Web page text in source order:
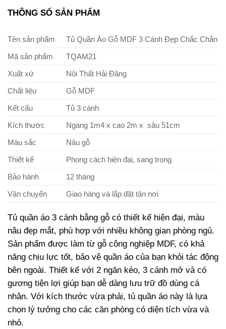
THÔNG SỐ SẢN PHẨM
Tên sản phẩm
Tủ Quần Áo Gỗ MDF 3 Cánh Đẹp Chắc Chắn
Mã sản phẩm
TQAM21
Xuất xứ
Nội Thất Hải Đăng
Chất liệu
Gỗ MDF
Kết cấu
Tủ 3 cánh
Kích thước
Ngang 1m4 x cao 2m x sâu 51cm
Màu sắc
Nâu gỗ
Thiết kế
Phong cách hiện đại, sang trọng
Bảo hành
12 tháng
Vận chuyển
Giao hàng và lắp đặt tận nơi
Tủ quần áo 3 cánh bằng gỗ có thiết kế hiện đại, màu
nâu đẹp mắt, phù hợp với nhiều không gian phòng ngủ.
Sản phẩm được làm từ gỗ công nghiệp MDF, có khả
năng chịu lực tốt, bảo vệ quần áo của bạn khỏi tác động
bên ngoài. Thiết kế với 2 ngăn kéo, 3 cánh mở và có
gương tiện lợi giúp bạn dễ dàng lưu trữ đồ dùng cá
nhân. Với kích thước vừa phải, tủ quần áo này là lựa
chọn lý tưởng cho các căn phòng có diện tích vừa và
nhỏ.